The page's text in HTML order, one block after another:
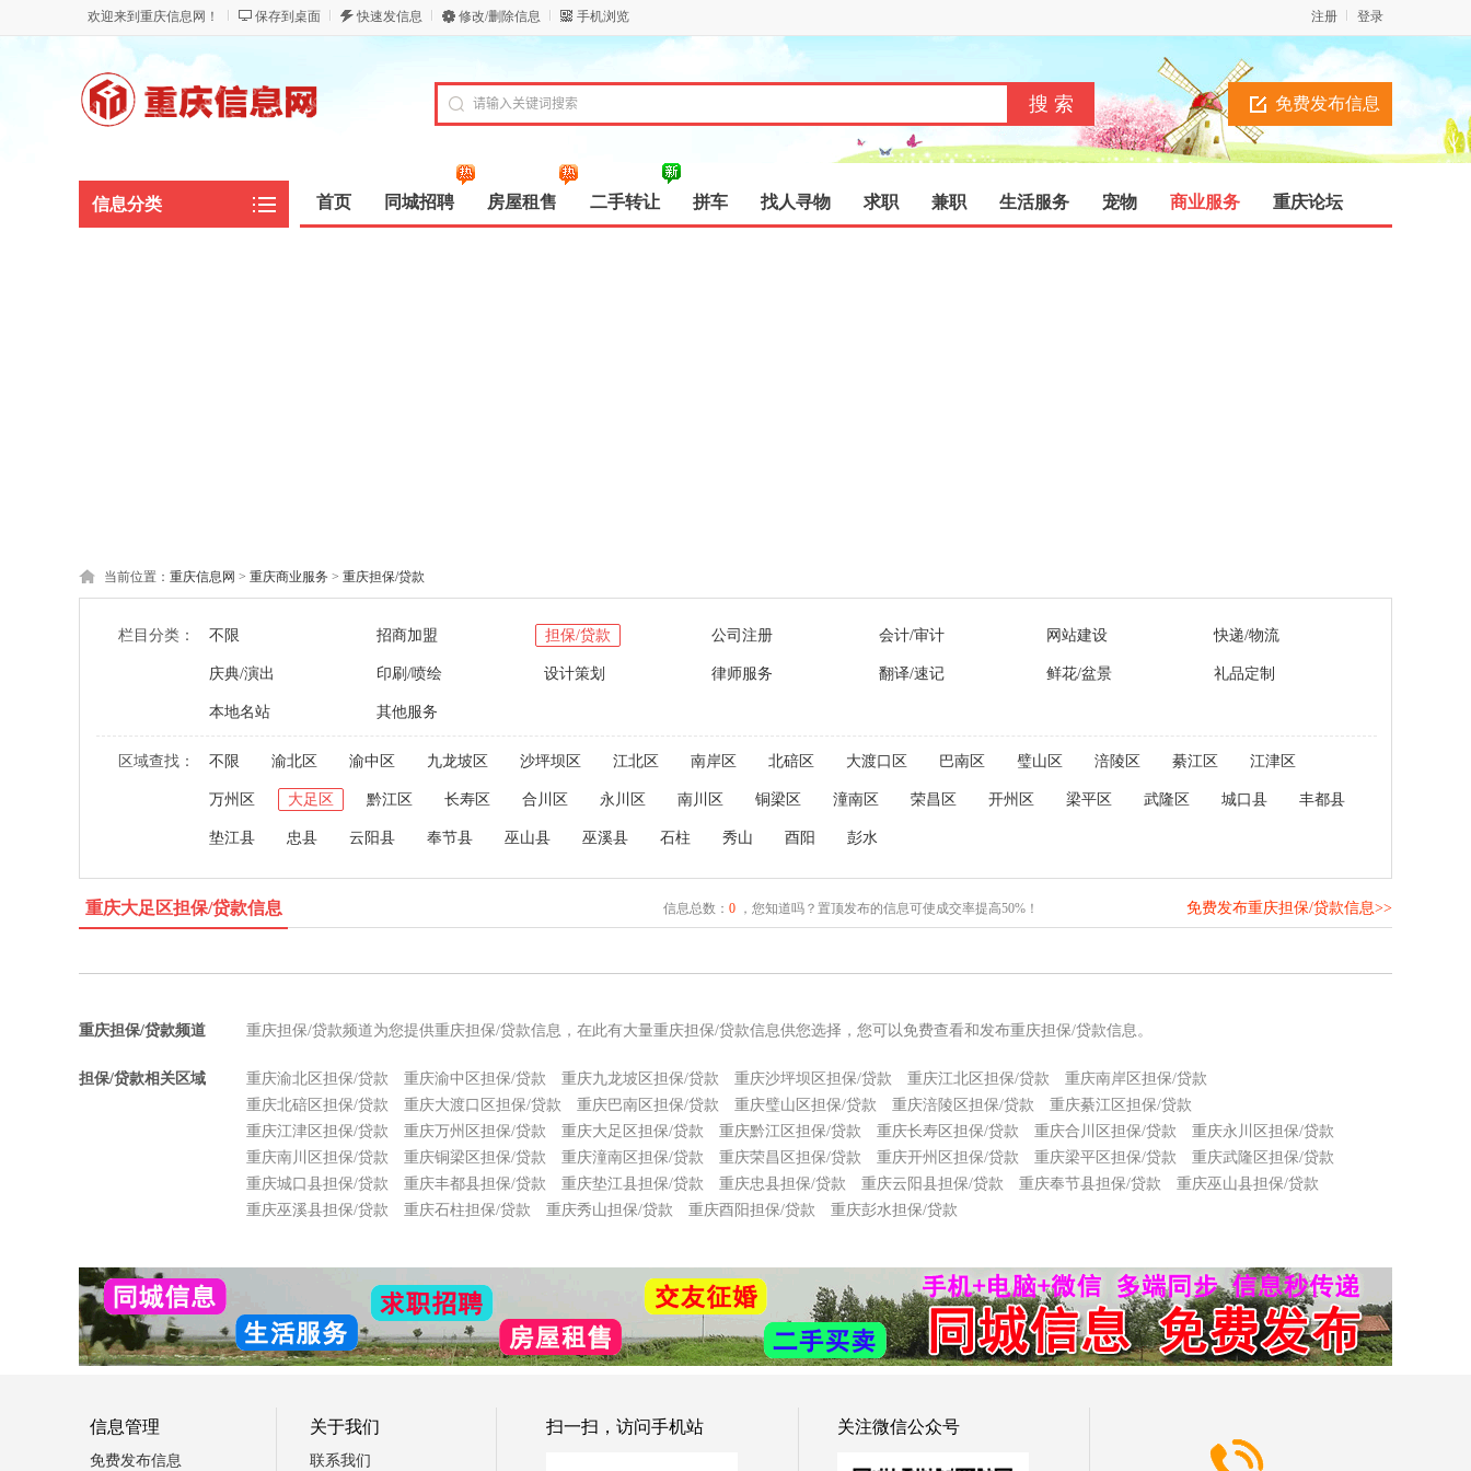
欢迎来到重庆信息网！ 保存到桌面 快速发信息 修改/删除信息 手机浏览 登录
注册
免费发布信息
信息分类 首页 同城招聘 房屋租售 二手转让 拼车 找人寻物 求职 兼职 生活服务 宠物 商业服务 重庆论坛
当前位置： 重庆信息网 > 重庆商业服务 > 重庆担保/贷款
栏目分类： 不限 招商加盟 担保/贷款 公司注册 会计/审计 网站建设 快递/物流
庆典/演出 印刷/喷绘 设计策划 律师服务 翻译/速记 鲜花/盆景 礼品定制
本地名站 其他服务
区域查找： 不限 渝北区 渝中区 九龙坡区 沙坪坝区 江北区 南岸区 北碚区 大渡口区 巴南区 璧山区 涪陵区 綦江区 江津区
万州区 大足区 黔江区 长寿区 合川区 永川区 南川区 铜梁区 潼南区 荣昌区 开州区 梁平区 武隆区 城口县 丰都县
垫江县 忠县 云阳县 奉节县 巫山县 巫溪县 石柱 秀山 酉阳 彭水
重庆大足区担保/贷款信息 信息总数： 0，您知道吗？置顶发布的信息可使成交率提高50%！ 免费发布重庆担保/贷款信息>>
重庆担保/贷款频道 重庆担保/贷款频道为您提供重庆担保/贷款信息，在此有大量重庆担保/贷款信息供您选择，您可以免费查看和发布重庆担保/贷款信息。
担保/贷款相关区域 重庆渝北区担保/贷款 重庆渝中区担保/贷款 重庆九龙坡区担保/贷款 重庆沙坪坝区担保/贷款 重庆江北区担保/贷款
重庆南岸区担保/贷款
重庆北碚区担保/贷款
重庆大渡口区担保/贷款 重庆巴南区担保/贷款 重庆璧山区担保/贷款 重庆涪陵区担保/贷款
重庆綦江区担保/贷款
重庆江津区担保/贷款
重庆万州区担保/贷款 重庆大足区担保/贷款 重庆黔江区担保/贷款 重庆长寿区担保/贷款 重庆合川区担保/贷款
重庆永川区担保/贷款
重庆南川区担保/贷款
重庆铜梁区担保/贷款 重庆潼南区担保/贷款 重庆荣昌区担保/贷款 重庆开州区担保/贷款 重庆梁平区担保/贷款
重庆武隆区担保/贷款
重庆城口县担保/贷款
重庆丰都县担保/贷款 重庆垫江县担保/贷款 重庆忠县担保/贷款 重庆云阳县担保/贷款 重庆奉节县担保/贷款
重庆巫山县担保/贷款
重庆巫溪县担保/贷款
重庆石柱担保/贷款 重庆秀山担保/贷款 重庆酉阳担保/贷款 重庆彭水担保/贷款
信息管理
免费发布信息
关于我们
联系我们
扫一扫，访问手机站 关注微信公众号